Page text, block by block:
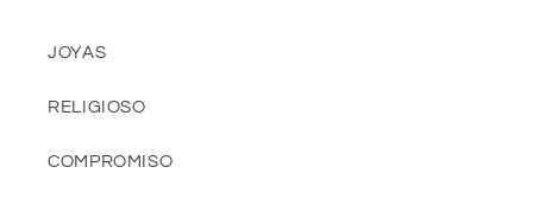
JOYAS
RELIGIOSO
COMPROMISO